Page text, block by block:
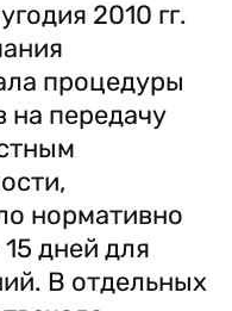
2010 гг.
процедуры
на передачу
нормативно
дней для
В отдельных